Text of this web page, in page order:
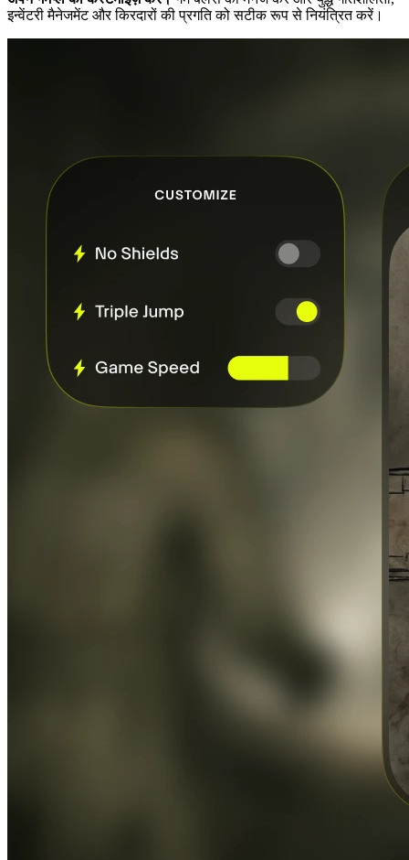
इन्वेंटरी मैनेजमेंट और किरदारों की प्रगति को सटीक रूप से नियंत्रित करें।